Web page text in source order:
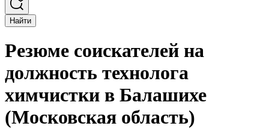
Найти
Резюме соискателей на
должность технолога
химчистки в Балашихе
(Московская область)